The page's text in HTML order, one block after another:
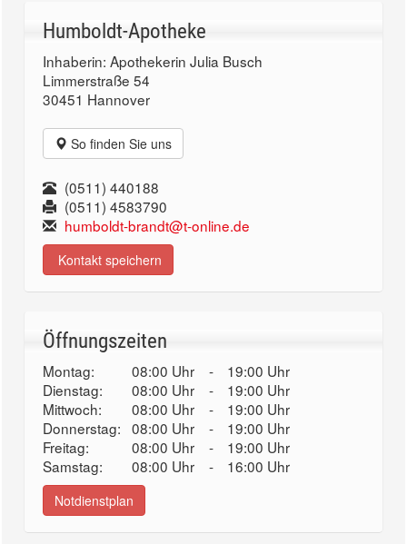
Humboldt-Apotheke
Inhaberin: Apothekerin Julia Busch
Limmerstraße 54
30451 Hannover
So finden Sie uns
(0511) 440188
(0511) 4583790
humboldt-brandt@t-online.de
Kontakt speichern
Öffnungszeiten
Montag: 08:00 Uhr -
19:00 Uhr
Dienstag:
08:00 Uhr -
19:00 Uhr
Mittwoch:
08:00 Uhr -
19:00 Uhr
Donnerstag: 08:00 Uhr -
19:00 Uhr
Freitag:
08:00 Uhr -
19:00 Uhr
Samstag:
08:00 Uhr - 16:00 Uhr
Notdienstplan